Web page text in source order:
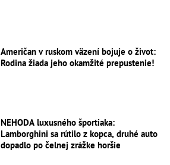
Američan v ruskom väzení bojuje o život:
Rodina žiada jeho okamžité prepustenie!
NEHODA luxusného športiaka:
Lamborghini sa rútilo z kopca, druhé auto
dopadlo po čelnej zrážke horšie